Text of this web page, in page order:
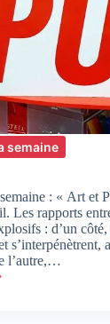
semaine
: « Art et
Les rapports
: d’un
s’interpénètrent,
l’autre,…